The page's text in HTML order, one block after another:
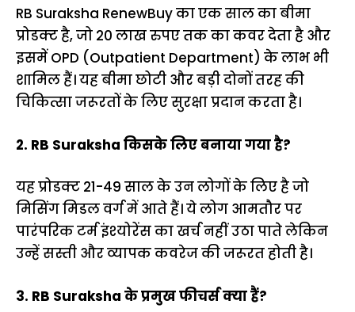
RB Suraksha RenewBuy का एक साल का बीमा
प्रोडक्ट है, जो 20 लाख रुपए तक का कवर देता है और
इसमें OPD (Outpatient Department) के लाभ भी
शामिल हैं। यह बीमा छोटी और बड़ी दोनों तरह की
चिकित्सा जरूरतों के लिए सुरक्षा प्रदान करता है।
2. RB Suraksha किसके लिए बनाया गया है?
यह प्रोडक्ट 21-49 साल के उन लोगों के लिए है जो
मिसिंग मिडल वर्ग में आते हैं। ये लोग आमतौर पर
पारंपरिक टर्म इंश्योरेंस का खर्च नहीं उठा पाते लेकिन
उन्हें सस्ती और व्यापक कवरेज की जरूरत होती है।
3. RB Suraksha के प्रमुख फीचर्स क्या हैं?